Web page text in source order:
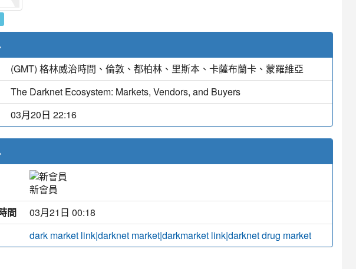
(GMT) 格林威治時間、倫敦、都柏林、里斯本、卡薩布蘭卡、蒙羅維亞
The Darknet Ecosystem: Markets, Vendors, and Buyers
03月20日 22:16
新會員
間
03月21日 00:18
dark market link|darknet market|darkmarket link|darknet drug market